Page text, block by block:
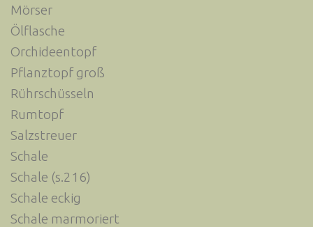
Mörser
Ölflasche
Orchideentopf
Pflanztopf groß
Rührschüsseln
Rumtopf
Salzstreuer
Schale
Schale (s.216)
Schale eckig
Schale marmoriert